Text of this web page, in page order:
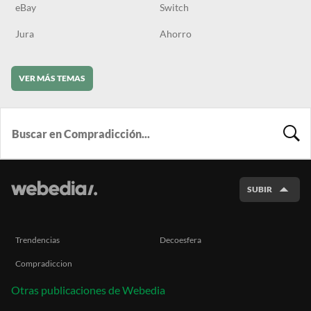
eBay Switch
Jura Ahorro
VER MÁS TEMAS
SUBIR
Trendencias Decoesfera
Compradiccion
Otras publicaciones de Webedia